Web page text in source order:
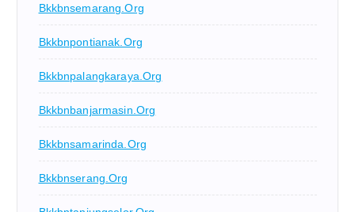
Bkkbnsemarang.org
Bkkbnpontianak.org
Bkkbnpalangkaraya.org
Bkkbnbanjarmasin.org
Bkkbnsamarinda.org
Bkkbnserang.org